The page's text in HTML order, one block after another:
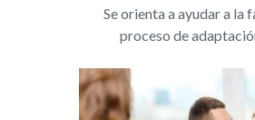
Se orienta a ayudar a la
proceso de